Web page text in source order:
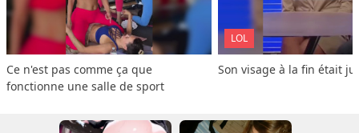
Ce n'est pas comme ça que
fonctionne une salle de sport
LOL
Son visage à la fin était